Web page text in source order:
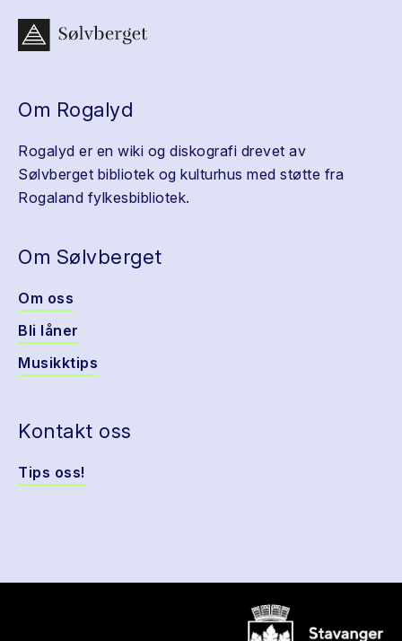
Om Rogalyd
Rogalyd er en wiki og diskografi drevet av
Sølvberget bibliotek og kulturhus med støtte fra
Rogaland fylkesbibliotek.
Om Sølvberget
Om oss
Bli låner
Musikktips
Kontakt oss
Tips oss!